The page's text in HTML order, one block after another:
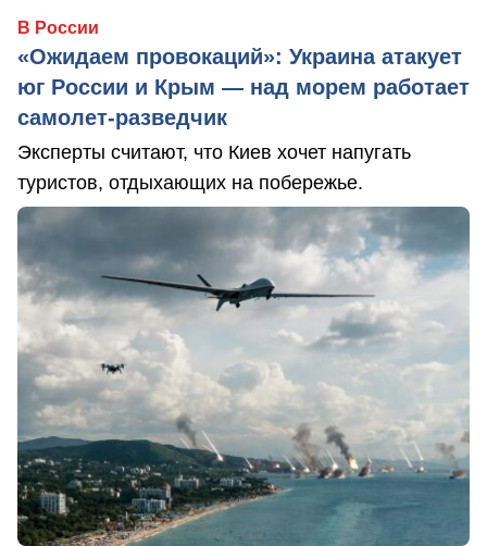
В России
«Ожидаем провокаций»: Украина атакует
юг России и Крым — над морем работает
самолет-разведчик
Эксперты считают, что Киев хочет напугать
туристов, отдыхающих на побережье.